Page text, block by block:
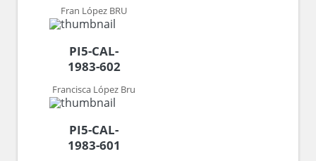
Fran López BRU
PI5-CAL-
1983-602
Francisca López Bru
PI5-CAL-
1983-601